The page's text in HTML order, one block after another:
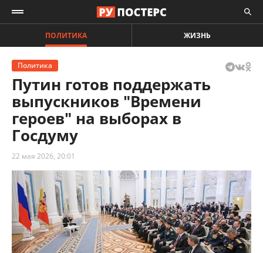
ПОЛИТИКА ЖИЗНЬ
Политика
Путин готов поддержать
выпускников "Времени
героев" на выборах в
Госдуму
22 мая 2026, 20:01